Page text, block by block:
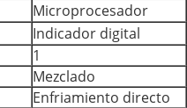
Microprocesador
Indicador digital
1
Mezclado
Enfriamiento directo